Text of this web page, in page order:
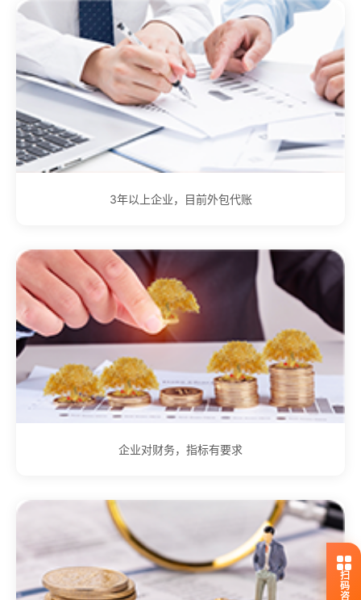
3年以上企业，目前外包代账
企业对财务，指标有要求
扫码咨询